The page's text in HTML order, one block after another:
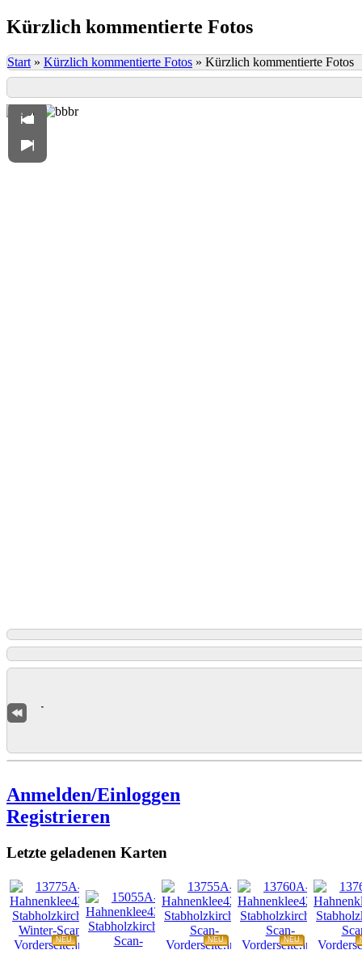
Kürzlich kommentierte Fotos
Start » Kürzlich kommentierte Fotos » Kürzlich kommentierte Fotos
Anmelden/Einloggen
Registrieren
Letzte geladenen Karten
NEU NEU NEU